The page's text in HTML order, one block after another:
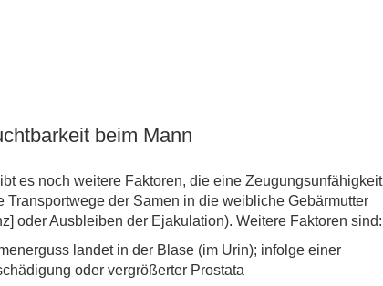
beim Mann
es noch weitere Faktoren, die eine Zeugungsunfähigkeit
Transportwege der Samen in die weibliche Gebärmutter
oder Ausbleiben der Ejakulation). Weitere Faktoren sind:
landet in der Blase (im Urin); infolge einer
oder vergrößerter Prostata